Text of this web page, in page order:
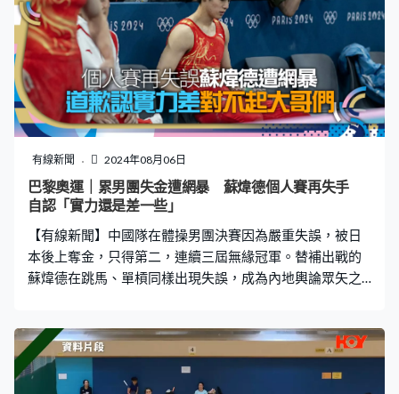
有線新聞 2024年08月06日
巴黎奧運｜累男團失金遭網暴 蘇煒德個人賽再失手
自認「實力還是差一些」
【有線新聞】中國隊在體操男團決賽因為嚴重失誤，被日
本後上奪金，只得第二，連續三屆無緣冠軍。替補出戰的
蘇煒德在跳馬、單槓同樣出現失誤，成為內地輿論眾矢之
自己實力 目標只是完成動作 「我比較了解自己，實力還
是差一些。所以，我的賽前目標並不是爭奪金牌或獎牌，
想的是順利地把成套動作完成。」蘇煒德向內地傳媒總結